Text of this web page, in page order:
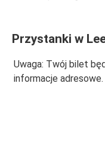
Leeds
Leeds
Przystanki w
Uwaga: Twój bilet
informacje adresowe.